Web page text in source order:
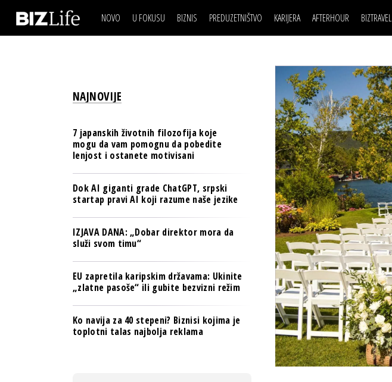
NOVO U FOKUSU BIZNIS
BANKE
OSIGURANJE
TECH I AI
BIZNIS & SPORT
PULS REGIONA
PREDUZETNIŠTVO KARIJERA
LJUDI (HR)
MOJ UGAO
USAVRŠAVANJE
KNOW-HOW
AFTERHOUR
KNJIGE
AUTO SVET
STIL
WELLBEING
BIZTRAVEL
IZJAVA DANABIZNIS SCENA
BREND I KOMUNIKACIJE
OSIGURANJE
TECH I AI
PULS REGIONA
POSAO
MOJ UGAO
USAVRŠAVANJE
KNOW-HOW
FILM I SCENA
AUTO SVET
STIL
WELLBEING
NAJNOVIJE
7 japanskih životnih filozofija koje
mogu da vam pomognu da pobedite
lenjost i ostanete motivisani
Dok AI giganti grade ChatGPT, srpski
startap pravi AI koji razume naše jezike
IZJAVA DANA: „Dobar direktor mora da
služi svom timu“
EU zapretila karipskim državama: Ukinite
„zlatne pasoše“ ili gubite bezvizni režim
Ko navija za 40 stepeni? Biznisi kojima je
toplotni talas najbolja reklama